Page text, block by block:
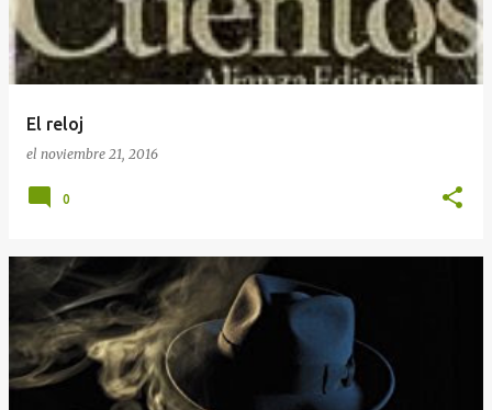
El reloj
el noviembre 21, 2016
0